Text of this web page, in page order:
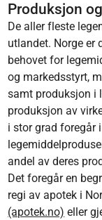
Produksjon
De aller fleste
utlandet. Norge er
behovet for
og markedsstyrt,
samt produksjon i
produksjon av
i stor grad foregår
andel av deres
Det foregår en
regi av apotek i
(apotek.no) eller